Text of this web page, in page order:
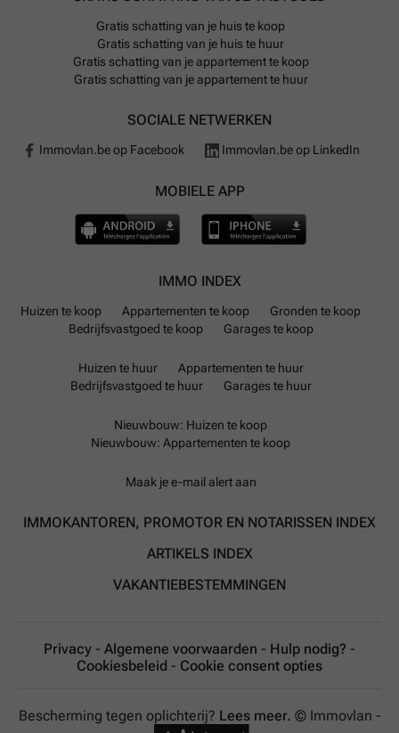
Gratis schatting van je huis te koop
Gratis schatting van je huis te huur
Gratis schatting van je appartement te koop
Gratis schatting van je appartement te huur
SOCIALE NETWERKEN
Immovlan.be op Facebook Immovlan.be op LinkedIn
MOBIELE APP
IMMO INDEX
Huizen te koop Appartementen te koop
Gronden te koop
Bedrijfsvastgoed te koop
Garages te koop
Huizen te huur
Appartementen te huur
Bedrijfsvastgoed te huur
Garages te huur
Nieuwbouw: Huizen te koop
Nieuwbouw: Appartementen te koop
Maak je e-mail alert aan
IMMOKANTOREN, PROMOTOR EN NOTARISSEN INDEX
ARTIKELS INDEX
VAKANTIEBESTEMMINGEN
Privacy - Algemene voorwaarden - Hulp nodig? -
Cookiesbeleid - Cookie consent opties
Bescherming tegen oplichterij? Lees meer. © Immovlan -